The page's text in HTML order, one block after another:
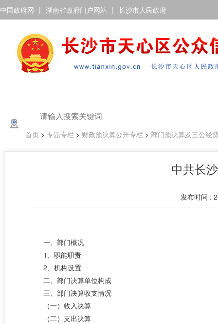
中国政府网 | 湖南省政府门户网站 | 长沙市人民政府
首页 > 专题专栏 > 财政预决算公开专栏 > 部门预决算及三公经
中共长
发布时间 :
一、部门概况
1、职能职责
2、机构设置
二、部门决算单位构成
三、部门决算收支情况
（一）收入决算
（二）支出决算